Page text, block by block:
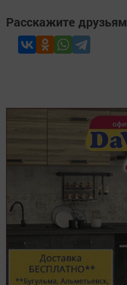
Расскажите друзьям